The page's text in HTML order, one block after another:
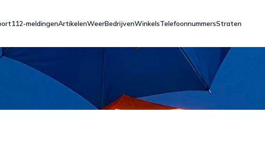
112-meldingenArtikelenWeerBedrijvenWinkelsTelefoonnummersStraten